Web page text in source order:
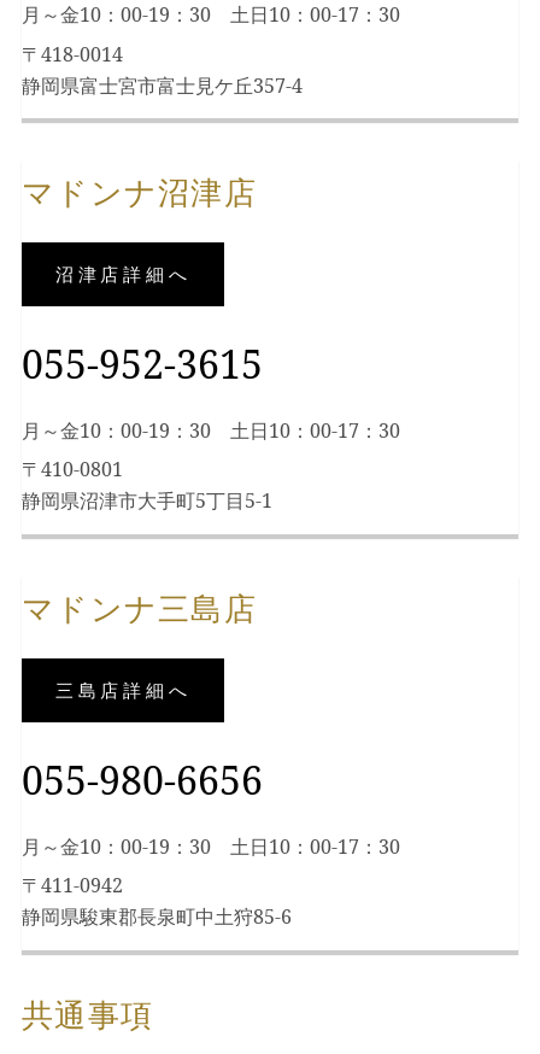
月～金10：00-19：30 土日10：00-17：30
〒418-0014
静岡県富士宮市富士見ケ丘357-4
マドンナ沼津店
沼津店詳細へ
055-952-3615
月～金10：00-19：30 土日10：00-17：30
〒410-0801
静岡県沼津市大手町5丁目5-1
マドンナ三島店
三島店詳細へ
055-980-6656
月～金10：00-19：30 土日10：00-17：30
〒411-0942
静岡県駿東郡長泉町中土狩85-6
共通事項